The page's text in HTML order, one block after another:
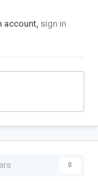
account, sign in
0